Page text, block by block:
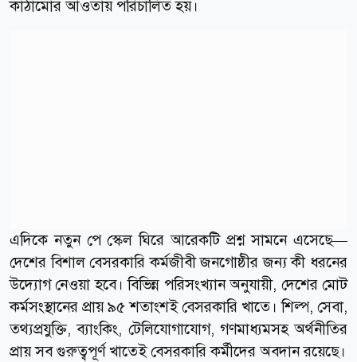
কাঠামোর আওতায় পরিচালিত হয়।
এদিকে নতুন পে স্কেল ঘিরে আরেকটি প্রশ্ন সামনে এসেছে—
দেশের বিশাল বেসরকারি কর্মজীবী জনগোষ্ঠীর জন্য কী ধরনের
উদ্যোগ নেওয়া হবে। বিভিন্ন পরিসংখ্যান অনুযায়ী, দেশের মোট
কর্মসংস্থানের প্রায় ৯৫ শতাংশই বেসরকারি খাতে। শিল্প, সেবা,
তথ্যপ্রযুক্তি, ব্যাংকিং, টেলিযোগাযোগ, গণমাধ্যমসহ অর্থনীতির
প্রায় সব গুরুত্বপূর্ণ খাতেই বেসরকারি কর্মীদের অবদান রয়েছে।